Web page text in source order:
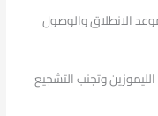
الانطلاق والوصول
وتجنب التشجيع